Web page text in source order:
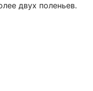
двух поленьев.